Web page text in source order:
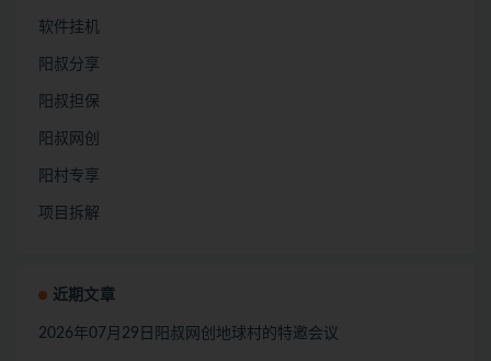
软件挂机
阳叔分享
阳叔担保
阳叔网创
阳村专享
项目拆解
近期文章
2026年07月29日阳叔网创地球村的特邀会议